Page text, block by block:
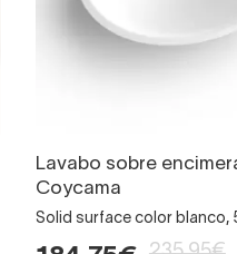
Lavabo sobre
Coycama
Solid surface color blanco,